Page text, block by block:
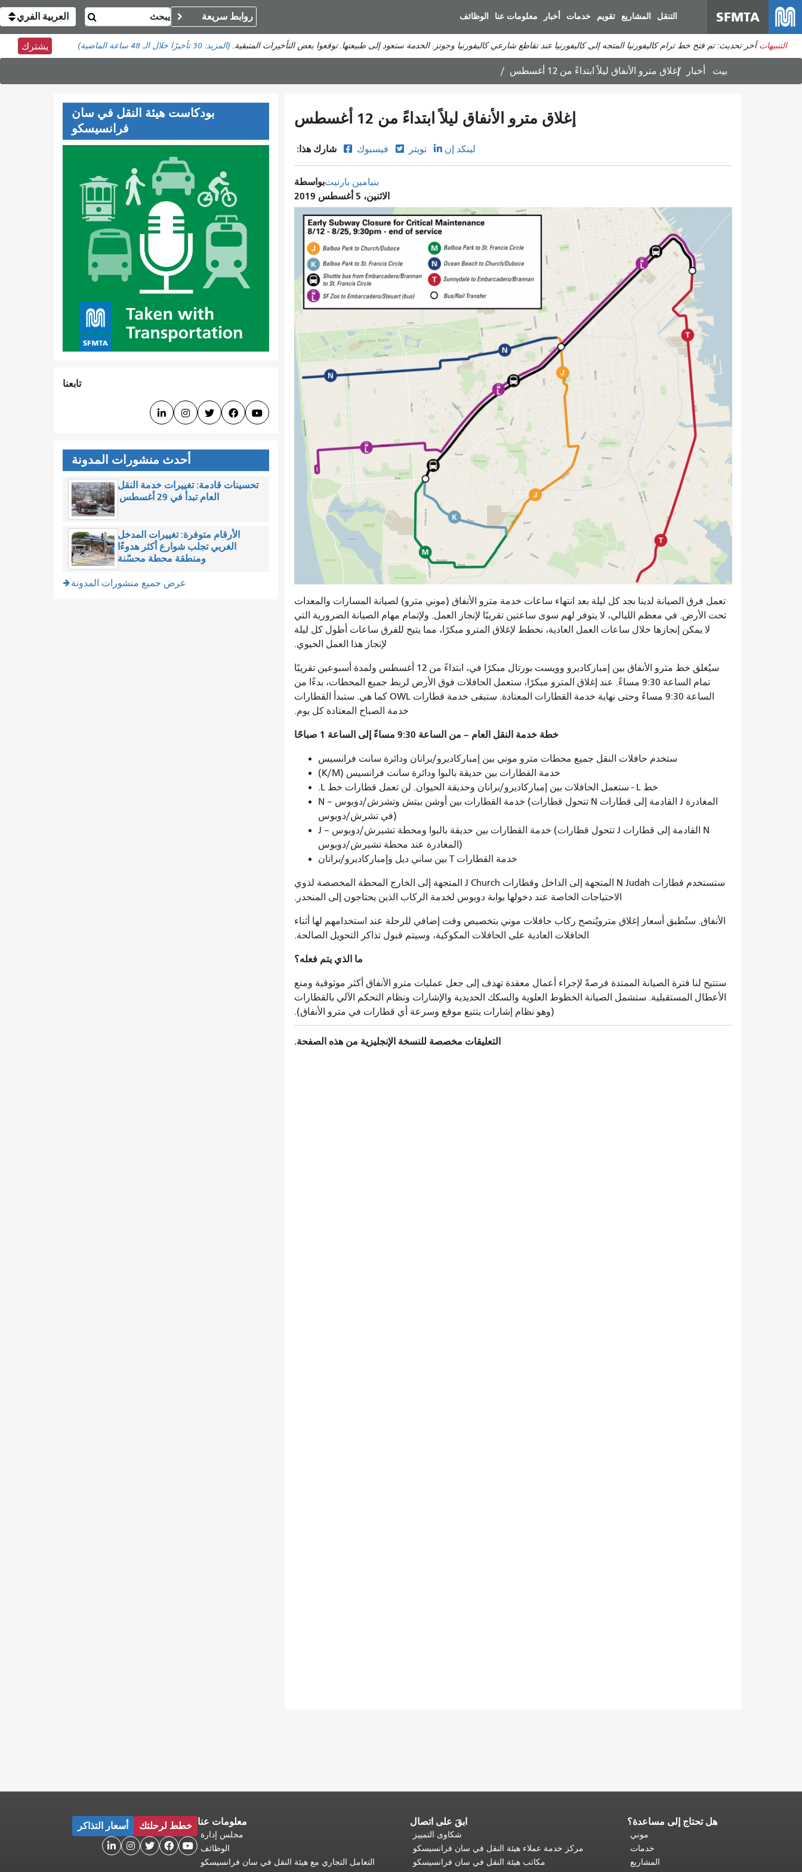
المحتوى
الرئيسي
SFMTA التنقل المشاريع تقويم خدمات أخبار معلومات عنا الوظائف روابط سريعة العربية الفري
التنبيهات آخر تحديث: تم فتح خط ترام كاليفورنيا المتجه إلى كاليفورنيا عند تقاطع شارعي كاليفورنيا وجونز. الخدمة ستعود إلى طبيعتها. توقعوا بعض التأخيرات المتبقية. (المزيد:30 تأخيرًا خلال الـ 48 ساعة الماضية) يشترك
بيت أخبار إغلاق مترو الأنفاق ليلاً ابتداءً من 12 أغسطس
إغلاق مترو الأنفاق ليلاً ابتداءً من 12 أغسطس
شارك هذا: فيسبوك تويتر لينكد إن
بواسطةبنيامين بارنيت
الاثنين، 5 أغسطس 2019
تعمل فرق الصيانة لدينا بجد كل ليلة بعد انتهاء ساعات خدمة مترو الأنفاق (موني مترو) لصيانة المسارات والمعدات
تحت الأرض. في معظم الليالي، لا يتوفر لهم سوى ساعتين تقريبًا لإنجاز العمل. ولإتمام مهام الصيانة الضرورية التي
لا يمكن إنجازها خلال ساعات العمل العادية، نخطط لإغلاق المترو مبكرًا، مما يتيح للفرق ساعات أطول كل ليلة
لإنجاز هذا العمل الحيوي.
ابتداءً من 12 أغسطس ولمدة أسبوعين تقريبًا ،سيُغلق خط مترو الأنفاق بين إمباركاديرو وويست بورتال مبكرًا في
تمام الساعة 9:30 مساءً. عند إغلاق المترو مبكرًا، ستعمل الحافلات فوق الأرض لربط جميع المحطات، بدءًا من
الساعة 9:30 مساءً وحتى نهاية خدمة القطارات المعتادة. ستبقى خدمة قطارات OWL كما هي. ستبدأ القطارات
خدمة الصباح المعتادة كل يوم.
خطة خدمة النقل العام – من الساعة 9:30 مساءً إلى الساعة 1 صباحًا
ستخدم حافلات النقل جميع محطات مترو موني بين إمباركاديرو/برانان ودائرة سانت فرانسيس
خدمة القطارات بين حديقة بالبوا ودائرة سانت فرانسيس (K/M)
خط L - ستعمل الحافلات بين إمباركاديرو/برانان وحديقة الحيوان. لن تعمل قطارات خط L.
N – خدمة القطارات بين أوشن بيتش وتشرش/دوبوس (تتحول قطارات N القادمة إلى قطارات J المغادرة
في تشرش/دوبوس)
J – خدمة القطارات بين حديقة بالبوا ومحطة تشيرش/دوبوس (تتحول قطارات J القادمة إلى قطارات N
المغادرة عند محطة تشيرش/دوبوس)
خدمة القطارات T بين ساني ديل وإمباركاديرو/برانان
ستستخدم قطارات N Judah المتجهة إلى الداخل وقطارات J Church المتجهة إلى الخارج المحطة المخصصة لذوي
الاحتياجات الخاصة عند دخولها بوابة دوبوس لخدمة الركاب الذين يحتاجون إلى المنحدر.
يُنصح ركاب حافلات موني بتخصيص وقت إضافي للرحلة عند استخدامهم لها أثناءإغلاق مترو
الأنفاق. ستُطبق أسعار
الحافلات العادية على الحافلات المكوكية، وسيتم قبول تذاكر التحويل الصالحة.
ما الذي يتم فعله؟
ستتيح لنا فترة الصيانة الممتدة فرصةً لإجراء أعمال معقدة تهدف إلى جعل عمليات مترو الأنفاق أكثر موثوقية ومنع
الأعطال المستقبلية. ستشمل الصيانة الخطوط العلوية والسكك الحديدية والإشارات ونظام التحكم الآلي بالقطارات
(وهو نظام إشارات يتتبع موقع وسرعة أي قطارات في مترو الأنفاق).
التعليقات مخصصة للنسخة الإنجليزية من هذه الصفحة.
بودكاست هيئة النقل في سان
فرانسيسكو
تابعنا





أحدث منشورات المدونة
تحسينات قادمة: تغييرات خدمة النقل
العام تبدأ في 29 أغسطس
الأرقام متوفرة: تغييرات المدخل
الغربي تجلب شوارع أكثر هدوءًا
ومنطقة محطة محسّنة
عرض جميع منشورات المدونة
هل تحتاج إلى مساعدة؟
موني
خدمات
المشاريع
ابقَ على اتصال
شكاوى التمييز
مركز خدمة عملاء هيئة النقل في سان فرانسيسكو
مكاتب هيئة النقل في سان فرانسيسكو
معلومات عنا
مجلس إدارة
الوظائف
التعامل التجاري مع هيئة النقل في سان فرانسيسكو
خطط لرحلتك أسعار التذاكر




